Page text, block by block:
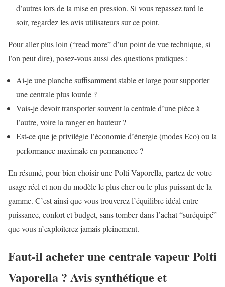
d’autres lors de la mise en pression. Si vous repassez tard le
soir, regardez les avis utilisateurs sur ce point.
Pour aller plus loin (“read more” d’un point de vue technique, si
l’on peut dire), posez-vous aussi des questions pratiques :
Ai-je une planche suffisamment stable et large pour supporter
une centrale plus lourde ?
Vais-je devoir transporter souvent la centrale d’une pièce à
l’autre, voire la ranger en hauteur ?
Est-ce que je privilégie l’économie d’énergie (modes Eco) ou la
performance maximale en permanence ?
En résumé, pour bien choisir une Polti Vaporella, partez de votre
usage réel et non du modèle le plus cher ou le plus puissant de la
gamme. C’est ainsi que vous trouverez l’équilibre idéal entre
puissance, confort et budget, sans tomber dans l’achat “suréquipé”
que vous n’exploiterez jamais pleinement.
Faut-il acheter une centrale vapeur Polti
Vaporella ? Avis synthétique et